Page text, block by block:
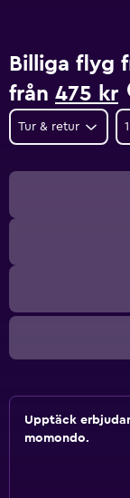
Billiga flyg
från 475 kr
Tur & retur
Upptäck
momondo.